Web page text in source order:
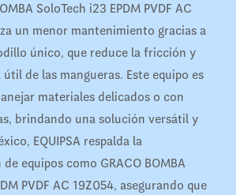
SoloTech i23 EPDM PVDF AC
un menor mantenimiento gracias a
único, que reduce la fricción y
de las mangueras. Este equipo es
materiales delicados o con
brindando una solución versátil y
EQUIPSA respalda la
equipos como GRACO BOMBA
PVDF AC 19Z054, asegurando que